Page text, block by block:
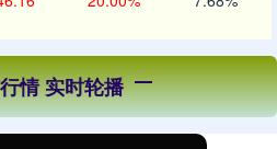
情 实时轮播